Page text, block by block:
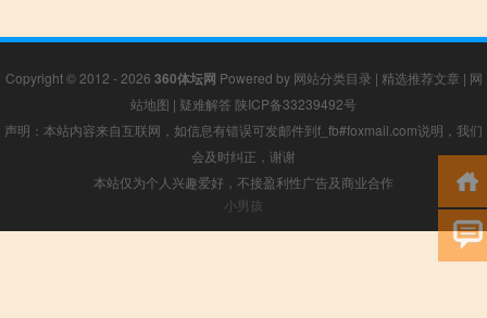
Copyright © 2012 - 2026 360体坛网 Powered by 网站分类目录 | 精选推荐文章 | 网
站地图 | 疑难解答 陕ICP备33239492号
声明：本站内容来自互联网，如信息有错误可发邮件到f_fb#foxmail.com说明，我们
会及时纠正，谢谢
本站仅为个人兴趣爱好，不接盈利性广告及商业合作
小男孩